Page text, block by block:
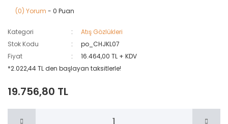
(0) Yorum - 0 Puan
Kategori
Atış Gözlükleri
Stok Kodu
po_CHJKL07
Fiyat
16.464,00 TL + KDV
*2.022,44 TL den başlayan taksitlerle!
19.756,80 TL